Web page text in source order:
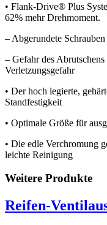
• Flank-Drive® Plus
62% mehr Drehmoment.
– Abgerundete
– Gefahr des
Verletzungsgefahr
• Der hoch legierte,
Standfestigkeit
• Optimale Größe für
• Die edle Verchromung
leichte Reinigung
Weitere Produkte
Reifen-